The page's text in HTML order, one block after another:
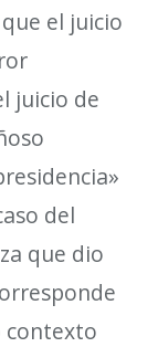
el juicio
juicio de
del
que dio
contexto